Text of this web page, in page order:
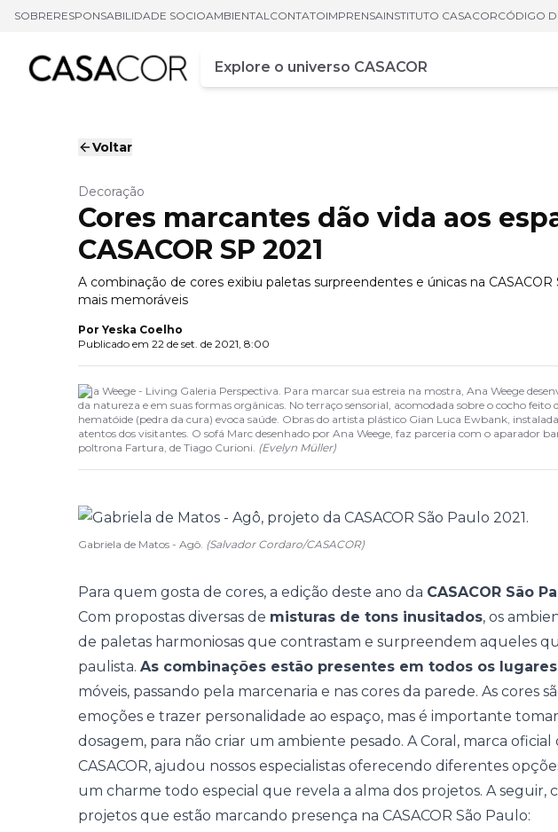
SOBRERESPONSABILIDADE SOCIOAMBIENTALCONTATOIMPRENSAINSTITUTO CASACORCÓDIGO
Campo de busca
Digite pelo menos três caracteres
Voltar
Decoração
Cores marcantes dão vida aos
CASACOR SP 2021
A combinação de cores exibiu paletas surpreendentes e únicas na CASACOR
mais memoráveis
Por Yeska Coelho
Publicado em 22 de set. de 2021, 8:00
Ana Weege - Living Galeria Perspectiva. Para marcar sua estreia na mostra, Ana Weege
da natureza e em suas formas orgânicas. No terraço sensorial, acomodada sobre o cocho feito
hematóide (pedra da cura) evoca saúde. Obras do artista plástico Gian Luca Ewbank,
atentos dos visitantes. O sofá Marc desenhado por Ana Weege, faz parceria com o aparador
poltrona Fartura, de Tiago Curioni. (Evelyn Müller)
Gabriela de Matos - Agô. (Salvador Cordaro/CASACOR)
Para quem gosta de cores, a edição deste ano da CASACOR São
Com propostas diversas de misturas de tons inusitados, os
de paletas harmoniosas que contrastam e surpreendem aqueles
paulista. As combinações estão presentes em todos os lugares
móveis, passando pela marcenaria e nas cores da parede. As cores
emoções e trazer personalidade ao espaço, mas é importante
dosagem, para não criar um ambiente pesado. ACoral , marca oficial
CASACOR, ajudou nossos especialistas oferecendo diferentes
um charme todo especial que revela a alma dos projetos. A seguir,
projetos que estão marcando presença na CASACOR São Paulo: